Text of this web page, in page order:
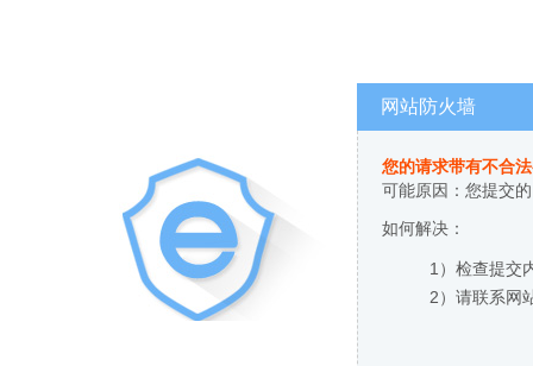
网站防火墙
您的请求带有不合
可能原因：您提交
如何解决：
1）检查提交
2）请联系网